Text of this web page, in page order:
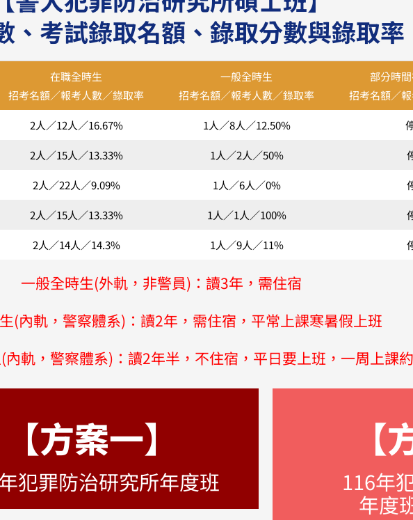
、考試錄取名額、錄取分數與錄取率
在職全時生
招考名額／報考人數／錄取率
一般全時生
招考名額／報考人數／錄取率
部分時
招考名額／
2人／12人／16.67% 1人／8人／12.50%
2人／15人／13.33% 1人／2人／50%
2人／22人／9.09% 1人／6人／0%
2人／15人／13.33% 1人／1人／100%
2人／14人／14.3% 1人／9人／11%
一般全時生(外軌，非警員)：讀3年，需住宿
(內軌，警察體系)：讀2年，需住宿，平常上課寒暑假上班
軌，警察體系)：讀2年半，不住宿，平日要上班，一周上課
【方案一】
犯罪防治研究所年度班
【
116年
年度